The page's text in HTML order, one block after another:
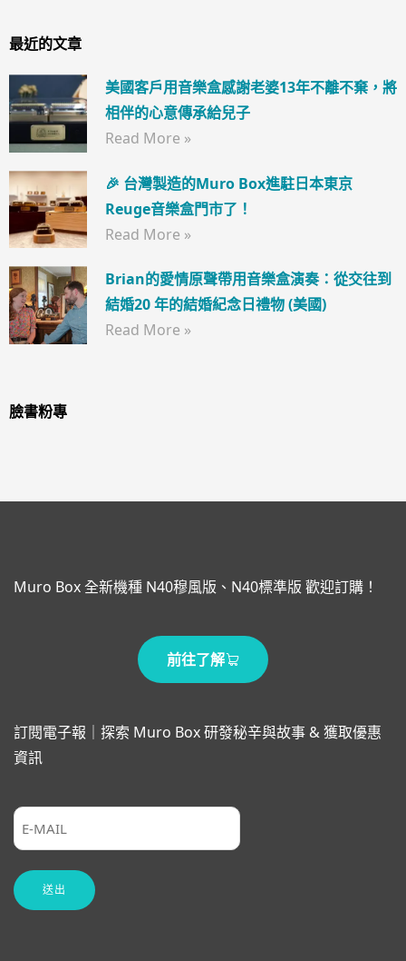
最近的文章
美國客戶用音樂盒感謝老婆13年不離不棄，將
相伴的心意傳承給兒子
Read More »
🎉 台灣製造的Muro Box進駐日本東京
Reuge音樂盒門市了！
Read More »
Brian的愛情原聲帶用音樂盒演奏：從交往到
結婚20 年的結婚紀念日禮物 (美國)
Read More »
臉書粉專
Muro Box 全新機種 N40穆風版、N40標準版 歡迎訂購！
前往了解
訂閱電子報｜探索 Muro Box 研發秘辛與故事 & 獲取優惠
資訊